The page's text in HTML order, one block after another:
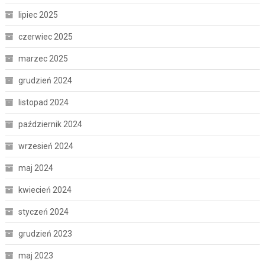
lipiec 2025
czerwiec 2025
marzec 2025
grudzień 2024
listopad 2024
październik 2024
wrzesień 2024
maj 2024
kwiecień 2024
styczeń 2024
grudzień 2023
maj 2023